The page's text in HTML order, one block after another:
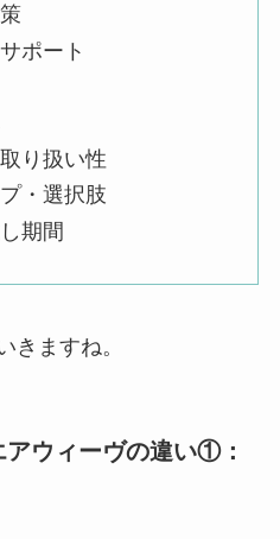
ポート
り扱い性
・選択肢
期間
きますね。
ウィーヴの違い①：